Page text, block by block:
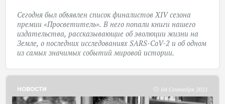
Сегодня был объявлен список финалистов XIV сезона
премии «Просветитель». В него попали книги нашего
издательства, рассказывающие об эволюции жизни на
Земле, о последних исследованиях SARS-CoV-2 и об одном
из самых значимых событий мировой истории.
НОВОСТИ 04 Сентября 2021